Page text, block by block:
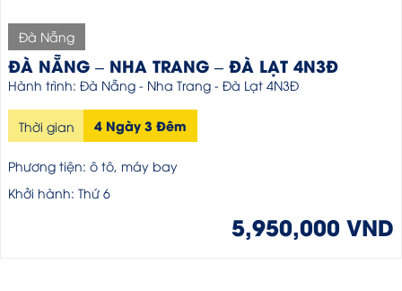
Đà Nẵng
ĐÀ NẴNG – NHA TRANG – ĐÀ LẠT 4N3Đ
Hành trình: Đà Nẵng - Nha Trang - Đà Lạt 4N3Đ
Thời gian 4 Ngày 3 Đêm
Phương tiện: ô tô, máy bay
Khởi hành: Thứ 6
5,950,000 VND